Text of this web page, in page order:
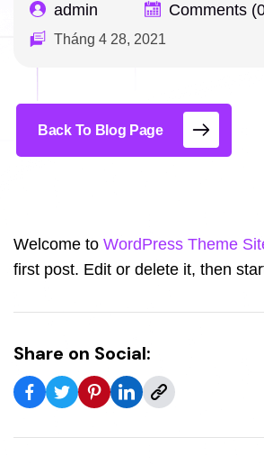
admin Comments
Tháng 4 28, 2021
Back To Blog Page
Welcome to WordPress Theme
first post. Edit or delete it, then
Share on Social: